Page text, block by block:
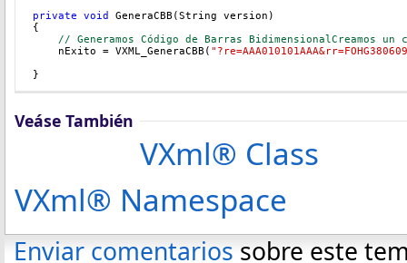
private void
GeneraCBB(String version)
{
// Generamos Código de Barras BidimensionalCreamos un
    nExito = VXML_GeneraCBB(
}
Veáse También
VXml® Class
VXml® Namespace
Enviar comentarios sobre este